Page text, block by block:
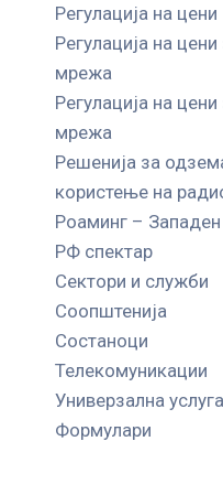
Регулација на цени
Регулација на
мрежа
Регулација на
мрежа
Решенија за
користење на
Роаминг –
РФ спектар
Сектори и служби
Соопштенија
Состаноци
Телекомуникации
Универзална услуга
Формулари